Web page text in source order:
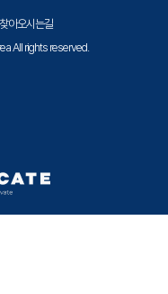
찾아오시는길
All rights reserved.